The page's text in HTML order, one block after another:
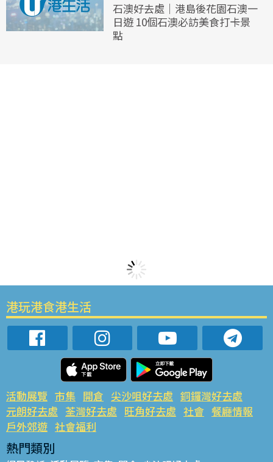
石澳好去處｜港島後花園石澳一
日遊 10個石澳必訪美食打卡景
點
港玩港食港生活
活動展覽 市集 開倉 尖沙咀好去處 銅鑼灣好去處
元朗好去處 荃灣好去處 旺角好去處 社會 餐廳情報
戶外郊遊 社會福利
熱門類別